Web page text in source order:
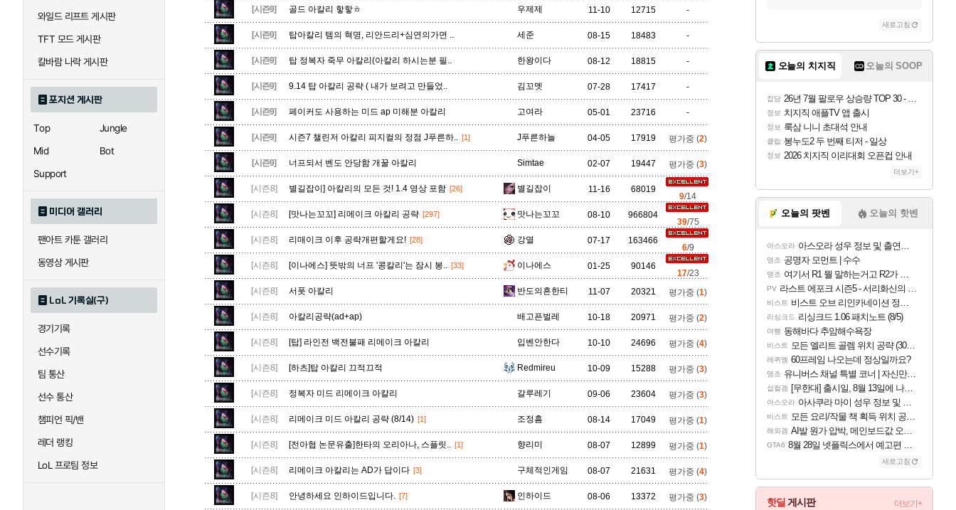
와일드 리프트 게시판
TFT 모드 게시판
칼바람 나락 게시판
포지션 게시판
Top
Jungle
Mid
Bot
Support
미디어 갤러리
팬아트 카툰 갤러리
동영상 게시판
LoL 기록실(구)
경기기록
선수기록
팀 통산
선수 통산
챔피언 픽/밴
레더 랭킹
LoL 프로팀 정보
자이라
진 질리언 징크스 초가스 카밀 카서스 카시오페아
카직스 카타리나 칼리스타 케넨 케이틀린 케인 케일 코그모 코르키
크산테 클레드 키아나 킨드레드 타릭 탈론 탈리야 탐 켄치 트런들
트리스타나
하이머딩거 헤카림 흐웨이
[시즌9]
골드 아칼리 핳핳ㅎ 우제제 11-10 12715 -
[시즌9] 탑아칼리 템의 혁명, 리안드리+심연의가면 .. 세준 08-15 18483 -
[시즌9] 탑 정복자 죽무 아칼리(아칼리 하시는분 필.. 한왕이다 08-12 18815 -
[시즌9] 9.14 탑 아칼리 공략 ( 내가 보려고 만들었.. 김꼬멧 07-28 17417 -
[시즌9] 페이커도 사용하는 미드 ap 미해분 아칼리 고여라 05-01 23716 -
[시즌9] 시즌7 챌린저 아칼리 피지컬의 정점 J푸른하.. [1] J푸른하늘 04-05 17919 평가중 (2)
[시즌9] 너프되서 벤도 안당함 개꿀 아칼리 Simtae 02-07 19447 평가중 (3)
[시즌8] 별길잡이] 아칼리의 모든 것! 1.4 영상 포함 [26] 별길잡이 11-16 68019
9/14
[시즌8]
[맛나는꼬꼬] 리메이크 아칼리 공략 [297] 맛나는꼬꼬 08-10 966804
39/75
[시즌8]
리매이크 이후 공략개편할게요! [28] 강멸 07-17 163466
6/9
[시즌8]
[이나에스] 뜻밖의 너프 '콩칼리'는 잠시 봉.. [33] 이나에스 01-25 90146
17/23
[시즌8]
서폿 아칼리 반도의흔한티 11-07 20321 평가중 (1)
[시즌8] 아칼리공략(ad+ap) 배고픈벌레 10-18 20971 평가중 (2)
[시즌8] [탑] 라인전 백전불패 리메이크 아칼리 입벤안한다 10-10 24696 평가중 (4)
[시즌8] [하츠]탑 아칼리 끄적끄적 Redmireu 10-09 15288 평가중 (3)
[시즌8] 정복자 미드 리메이크 아칼리 갈루레기 09-06 23604 평가중 (3)
[시즌8] 리메이크 미드 아칼리 공략 (8/14) [1] 조정흠 08-14 17049 평가중 (1)
[시즌8] [전아협 논문유출]한타의 오리아나, 스플릿.. [1] 향리미 08-07 12899 평가중 (1)
[시즌8] 리메이크 아칼리는 AD가 답이다 [3] 구체적인게임 08-07 21631 평가중 (4)
[시즌8] 안녕하세요 인하이드입니다. [7] 인하이드 08-06 13372 평가중 (3)
새로고침
오늘의 치지직 오늘의 SOOP
잡담 26년 7월 팔로우 상승량 TOP 30 - 월간 치지직
정보 치지직 애플TV 앱 출시
정보 룩삼 니니 초대석 안내
클립 봉누도2 두 번째 티저 - 일상
정보 2026 치지직 이리대회 오픈컵 안내
더보기+
오늘의 팟벤 오늘의 핫벤
아스오라 아스오라 성우 정보 및 출연작 모음
명조 공명자 모먼트 | 수수
명조 여기서 R1 뭘 말하는거고 R2가 뭘말하는걸까요?
PV 라스트 에포크 시즌5 - 서리화신의 분노 티저
비스트 비스트 오브 리인카네이션 정보/공략글 모음
리싱크드 리싱크드 1.06 패치노트 (8/5)
여행 동해바다 추암해수욕장
비스트 모든 엘리트 골렘 위치 공략 (30개) - 방랑 결투가
레퀴엠 60프레임 나오는데 정상일까요?
명조 유니버스 채널 특별 코너 | 자신만의 스타일
섭컬겜 [무한대] 출시일, 8월 13일에 나오나
아스오라 아사쿠라 마이 성우 정보 및 주요 필모
비스트 모든 요리/작물 책 획득 위치 공략 (36개) - 미식가 도전과제
해외겜 AI발 원가 압박, 메인보드값 오르나
GTA6 8월 28일 넷플릭스에서 예고편 공개 예정
새로고침
핫딜 게시판 더보기+